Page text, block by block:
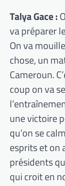
Talya Gace :
va préparer
On va
chose, un
Cameroun.
coup on va
une victoire
qu’on se
esprits et on
présidents
qui croit en